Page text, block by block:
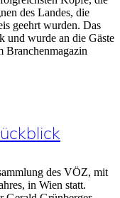
des Landes, die
geehrt wurden. Das
und wurde an die Gäste
Branchenmagazin
des VÖZ, mit
in Wien statt.